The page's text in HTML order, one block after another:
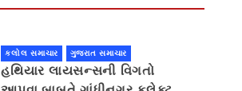
કલોલ સમાચાર ગુજરાત સમાચાર
હથિયાર લાયસન્સની વિગતો